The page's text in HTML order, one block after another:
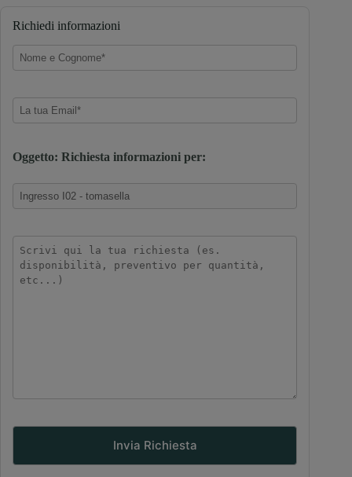
Richiedi informazioni
Oggetto: Richiesta informazioni per: